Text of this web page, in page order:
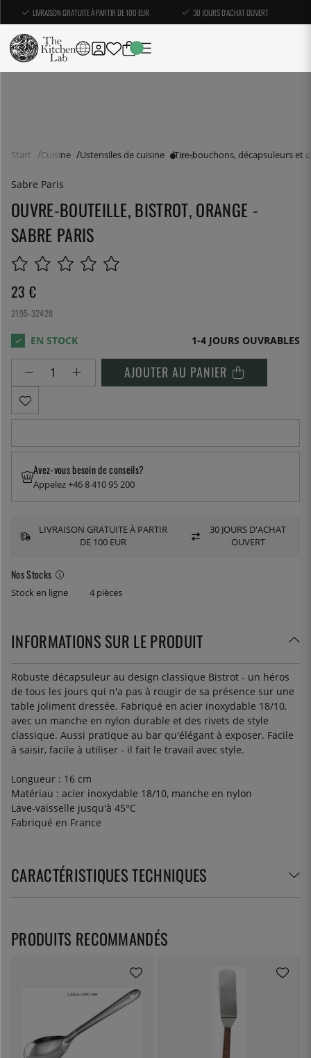
LIVRAISON GRATUITE À PARTIR DE 100 EUR 30 JOURS D'ACHAT OUVERT
Start Cuisine Ustensiles de cuisine Tire-bouchons, décapsuleurs et
Sabre Paris
OUVRE-BOUTEILLE, BISTROT, ORANGE -
SABRE PARIS
23 €
2195-32428
1-4 JOURS OUVRABLES
AJOUTER AU PANIER
Nos Stocks
Stock en ligne 4 pièces
Avez-vous besoin de conseils?
Appelez +46 8 410 95 200
LIVRAISON GRATUITE À PARTIR
DE 100 EUR
30 JOURS D'ACHAT
OUVERT
INFORMATIONS SUR LE PRODUIT
Robuste décapsuleur au design classique Bistrot - un héros
de tous les jours qui n'a pas à rougir de sa présence sur une
table joliment dressée. Fabriqué en acier inoxydable 18/10,
avec un manche en nylon durable et des rivets de style
classique. Aussi pratique au bar qu'élégant à exposer. Facile
à saisir, facile à utiliser - il fait le travail avec style.
Longueur : 16 cm
Matériau : acier inoxydable 18/10, manche en nylon
Lave-vaisselle jusqu'à 45°C
Fabriqué en France
CARACTÉRISTIQUES TECHNIQUES
PRODUITS RECOMMANDÉS